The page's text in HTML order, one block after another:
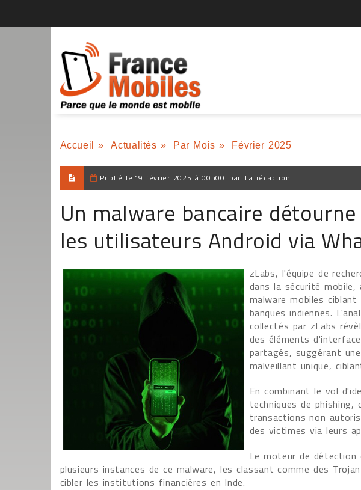
Accueil » Actualités » Par Mois » Février 2025
Publié le 19 février 2025 à 00h00 par La rédaction
Un malware bancaire
les utilisateurs Android via
zLabs, l'équipe de
dans la sécurité mobile,
malware mobiles
banques indiennes.
collectés par zLabs
des éléments
partagés, suggérant
malveillant unique,
En combinant le vol
techniques de phishing,
transactions non
des victimes via leurs
Le moteur de détection
plusieurs instances de ce malware, les classant comme des
cibler les institutions financières en Inde.